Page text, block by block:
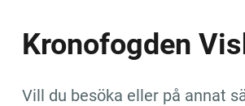
Kronofogden
Vill du besöka eller på annat